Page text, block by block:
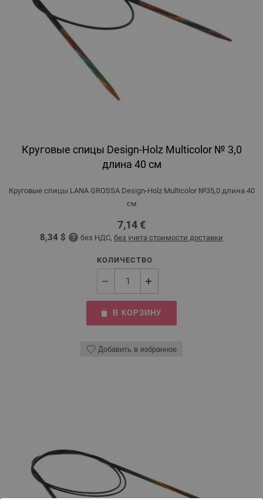
Круговые спицы Design-Holz Multicolor № 3,0
длина 40 см
Круговые спицы LANA GROSSA Design-Holz Multicolor №35,0 длина 40
см
7,14 €
8,34 $ без НДС, без учета стоимости доставки
КОЛИЧЕСТВО
В КОРЗИНУ
Добавить в избранное